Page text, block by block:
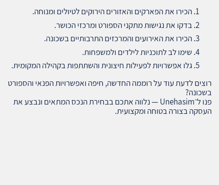
הכירו את הפארקים והאזורים הירוקים לטיולים ומנוחה.
בדקו את נגישות מתקני הספורט ומרכזי הכושר.
הכירו את האירועים והמרכזים התרבותיים בשכונה.
שימו לב לתוכניות לילדים ולמשפחות.
גלו אפשרויות לפעילות חיצונית והשתתפות בקהילה המקומית.
רוצים לדעת עוד על רוממה החדשה, חיפה ואפשרויות הפנאי והספורט
בשכונה?
פנו ל־Unehasim — נלווה אתכם בבחירת הנכס המתאים ונבצע את
העסקה בצורה בטוחה ומקצועית.